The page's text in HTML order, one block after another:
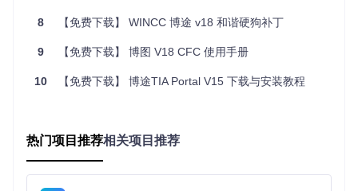
若因非法使用导致的任何法律纠纷，本仓库及其维护者不承
结语
正版，共同营造良好的技术学习与交流环境。如果您在学习过
程中有任何心得或遇到问题，欢迎在相关技术社区分享与求
助。祝您学习顺利！
8 【免费下载】 WINCC 博途 v18 和谐硬狗补丁
9 【免费下载】 博图 V18 CFC 使用手册
10 【免费下载】 博途TIA Portal V15 下载与安装教程
热门项目推荐相关项目推荐